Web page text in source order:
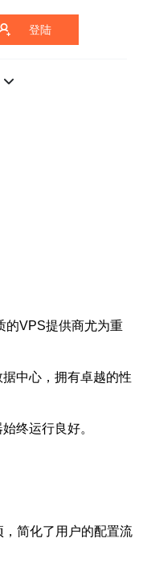
登陆
的VPS提供商尤为重
中心，拥有卓越的性
终运行良好。
简化了用户的配置流